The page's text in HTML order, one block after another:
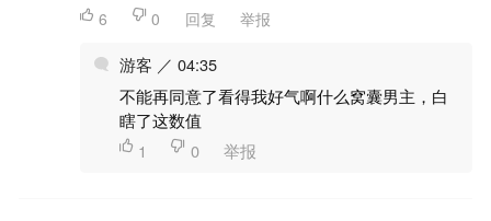
 6  0 回复 举报
游客 ／ 04:35
不能再同意了看得我好气啊什么窝囊男主，白
瞎了这数值
 1  0 举报